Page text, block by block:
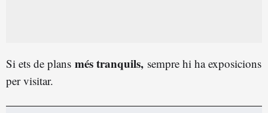
Si ets de plans més tranquils, sempre hi ha exposicions
per visitar.